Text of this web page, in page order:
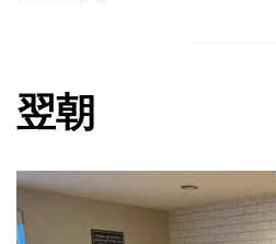
翌朝